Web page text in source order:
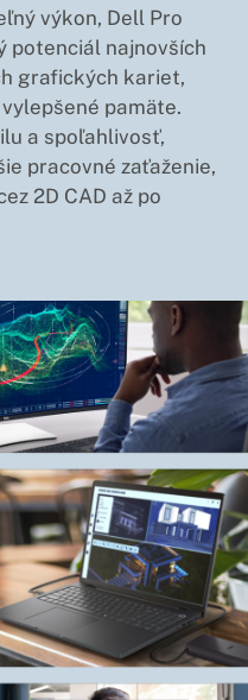
výkon, Dell Pro
potenciál najnovších
grafických kariet,
pamäte.
a spoľahlivosť,
pracovné zaťaženie,
2D CAD až po